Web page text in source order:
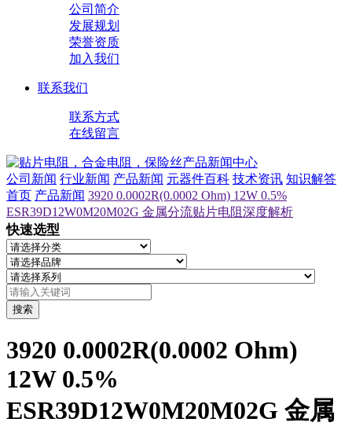
公司简介
发展规划
荣誉资质
加入我们
联系我们
联系方式
在线留言
公司新闻 行业新闻 产品新闻 元器件百科 技术资讯 知识解答
首页 产品新闻 3920 0.0002R(0.0002 Ohm) 12W 0.5%
ESR39D12W0M20M02G 金属分流贴片电阻深度解析
快速选型
搜索
3920 0.0002R(0.0002 Ohm)
12W 0.5%
ESR39D12W0M20M02G 金属